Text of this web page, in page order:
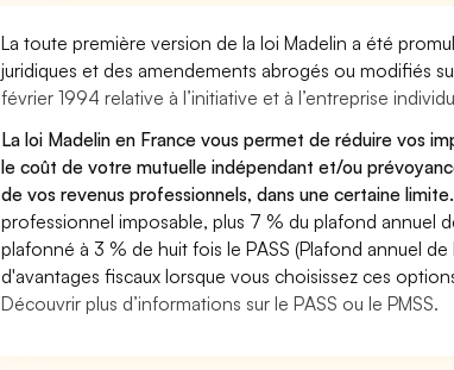
La toute première version de la loi Madelin a été
juridiques et des amendements abrogés ou modifiés
février 1994 relative à l’initiative et à l’entreprise
La loi Madelin en France vous permet de réduire vos
le coût de votre mutuelle indépendant et/ou
de vos revenus professionnels, dans une certaine
professionnel imposable, plus 7 % du plafond annuel
plafonné à 3 % de huit fois le PASS (Plafond annuel
d'avantages fiscaux lorsque vous choisissez ces
Découvrir plus d’informations sur le PASS ou le PMSS.